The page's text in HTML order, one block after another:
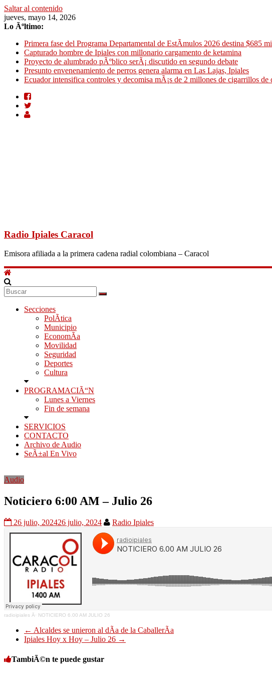
Saltar al contenido
jueves, mayo 14, 2026
Lo Ãºltimo:
Primera fase del Programa Departamental de EstÃ­mulos 2026 destina $685
Capturado hombre de Ipiales con millonario cargamento de ketamina
Proyecto de alumbrado pÃºblico serÃ¡ discutido en segundo debate
Presunto envenenamiento de perros genera alarma en Las Lajas, Ipiales
Ecuador intensifica controles y decomisa mÃ¡s de 2 millones de cigarrillos de
Radio Ipiales Caracol
Emisora afiliada a la primera cadena radial colombiana – Caracol
Secciones
PolÃ­tica
Municipio
EconomÃ­a
Movilidad
Seguridad
Deportes
Cultura
PROGRAMACIÃ“N
Lunes a Viernes
Fin de semana
SERVICIOS
CONTACTO
Archivo de Audio
SeÃ±al En Vivo
Audio
Noticiero 6:00 AM – Julio 26
26 julio, 202426 julio, 2024 Radio Ipiales
radioipiales Â· NOTICIERO 6.00 AM JULIO 26
← Alcaldes se unieron al dÃ­a de la CaballerÃ­a
Ipiales Hoy x Hoy – Julio 26 →
TambiÃ©n te puede gustar